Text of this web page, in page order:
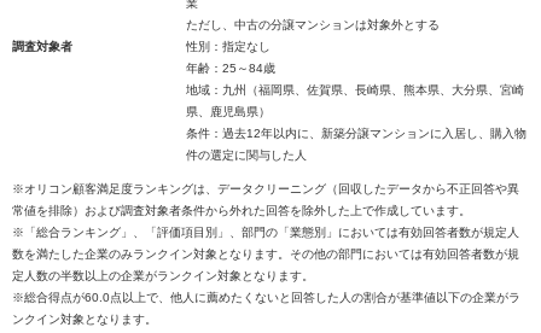
業
ただし、中古の分譲マンションは対象外とする
調査対象者
性別：指定なし
年齢：25～84歳
地域：九州（福岡県、佐賀県、長崎県、熊本県、大分県、宮崎
県、鹿児島県）
条件：過去12年以内に、新築分譲マンションに入居し、購入物
件の選定に関与した人
※オリコン顧客満足度ランキングは、データクリーニング（回収したデータから不正回答や異
常値を排除）および調査対象者条件から外れた回答を除外した上で作成しています。
※「総合ランキング」、「評価項目別」、部門の「業態別」においては有効回答者数が規定人
数を満たした企業のみランクイン対象となります。その他の部門においては有効回答者数が規
定人数の半数以上の企業がランクイン対象となります。
※総合得点が60.0点以上で、他人に薦めたくないと回答した人の割合が基準値以下の企業がラ
ンクイン対象となります。